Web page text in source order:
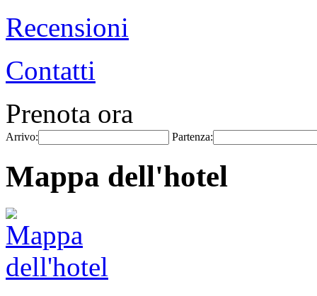
Recensioni
Contatti
Prenota ora
Arrivo: Partenza:
Mappa dell'hotel